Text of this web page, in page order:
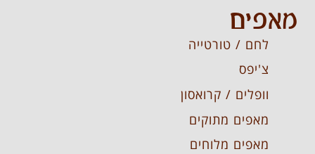
מאפים
לחם / טורטייה
צ'יפס
וופלים / קרואסון
מאפים מתוקים
מאפים מלוחים